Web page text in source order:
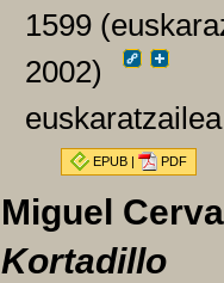
1599
2002)
EPUB| PDF
Miguel
Kortadillo